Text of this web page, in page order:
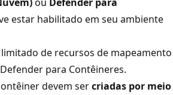
estar habilitado em seu ambiente
de recursos de mapeamento
para Contêineres.
devem sercriadas por meio